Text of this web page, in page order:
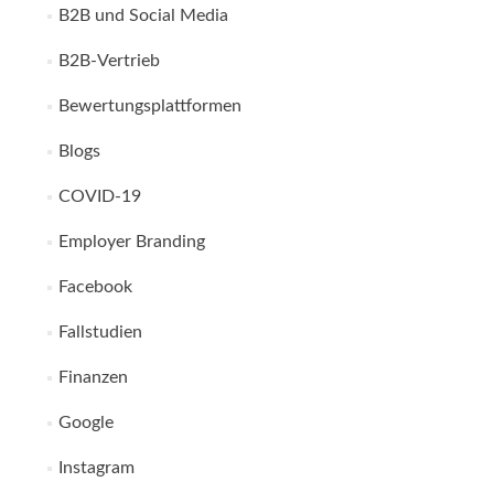
B2B und Social Media
B2B-Vertrieb
Bewertungsplattformen
Blogs
COVID-19
Employer Branding
Facebook
Fallstudien
Finanzen
Google
Instagram